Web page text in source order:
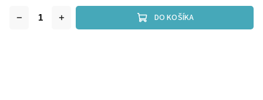
DO KOŠÍKA